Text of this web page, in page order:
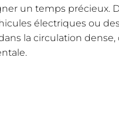
un temps précieux.
électriques ou
la circulation